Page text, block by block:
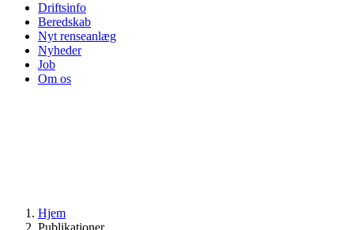
Driftsinfo
Beredskab
Nyt renseanlæg
Nyheder
Job
Om os
Hjem
Publikationer